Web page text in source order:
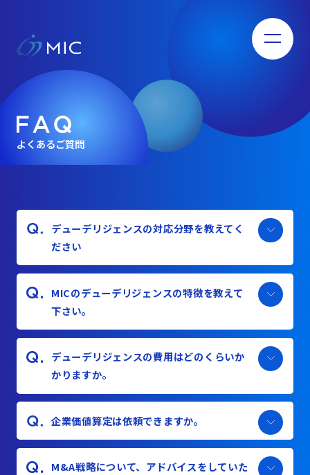
よくあるご質問
デューデリジェンスの対応分野を教えてく
ださい
MICのデューデリジェンスの特徴を教えて
下さい。
デューデリジェンスの費用はどのくらいか
かりますか。
企業価値算定は依頼できますか。
M&A戦略について、アドバイスをしていた